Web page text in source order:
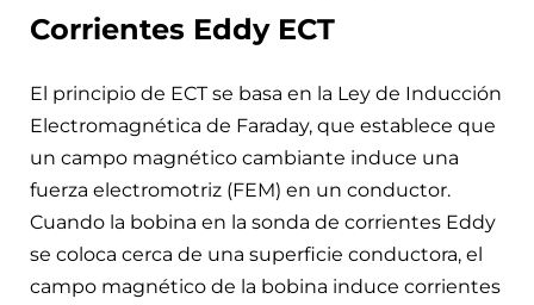
Corrientes Eddy ECT
El principio de ECT se basa en la Ley de Inducción
Electromagnética de Faraday, que establece que
un campo magnético cambiante induce una
fuerza electromotriz (FEM) en un conductor.
Cuando la bobina en la sonda de corrientes Eddy
se coloca cerca de una superficie conductora, el
campo magnético de la bobina induce corrientes